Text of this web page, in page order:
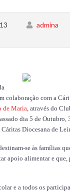
admina
colaboração com a
de Maria, através do
dia 5 de Outubro,
Diocesana de
se às famílias
apoio alimentar e que,
e a todos os